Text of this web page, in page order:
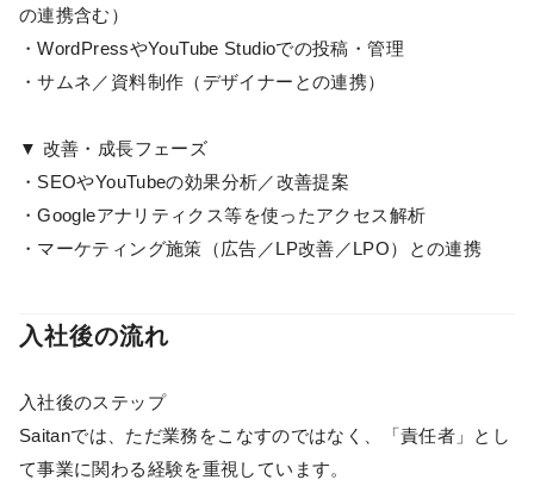
の連携含む）
・WordPressやYouTube Studioでの投稿・管理
・サムネ／資料制作（デザイナーとの連携）
▼ 改善・成長フェーズ
・SEOやYouTubeの効果分析／改善提案
・Googleアナリティクス等を使ったアクセス解析
・マーケティング施策（広告／LP改善／LPO）との連携
入社後の流れ
入社後のステップ
Saitanでは、ただ業務をこなすのではなく、「責任者」とし
て事業に関わる経験を重視しています。